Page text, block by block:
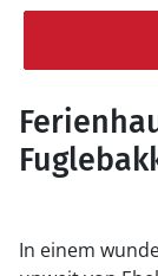
In einem